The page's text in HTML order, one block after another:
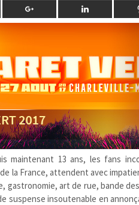
maintenant 13 ans, les fans
de la France, attendent avec
gastronomie, art de rue, bande
suspense insoutenable en